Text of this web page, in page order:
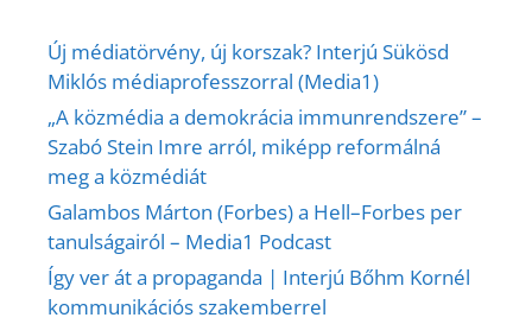
Új médiatörvény, új korszak? Interjú Sükösd
Miklós médiaprofesszorral (Media1)
„A közmédia a demokrácia immunrendszere” –
Szabó Stein Imre arról, miképp reformálná
meg a közmédiát
Galambos Márton (Forbes) a Hell–Forbes per
tanulságairól – Media1 Podcast
Így ver át a propaganda | Interjú Bőhm Kornél
kommunikációs szakemberrel